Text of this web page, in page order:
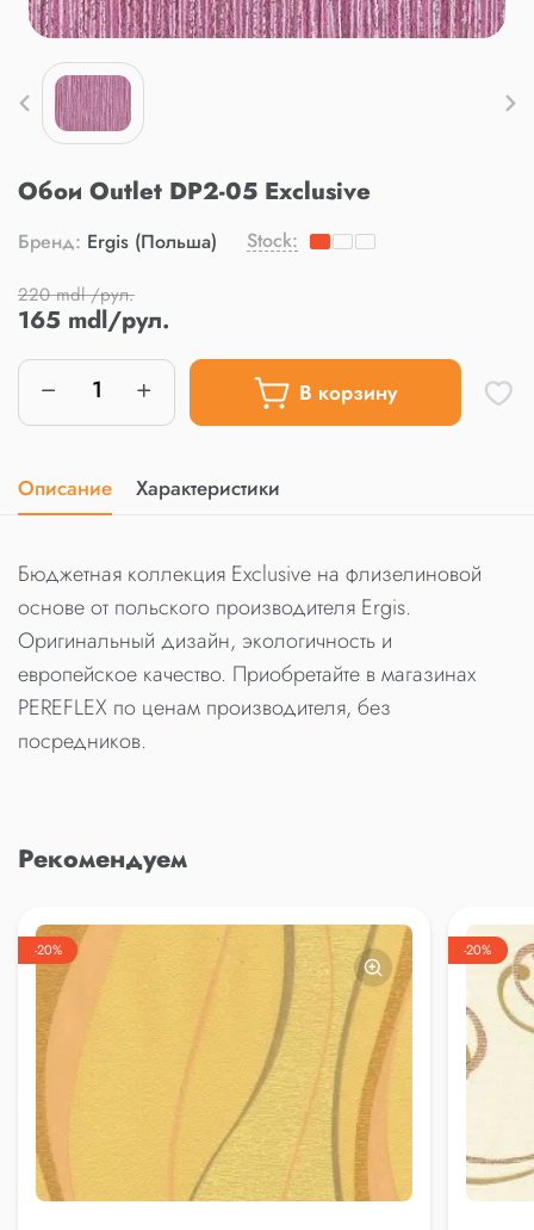
Обои Outlet DP2-05 Exclusive
Бренд: Ergis (Польша) Stock:
220 mdl /рул.
165 mdl/рул.
В корзину
Описание Характеристики
Бюджетная коллекция Exclusive на флизелиновой
основе от польского производителя Ergis.
Оригинальный дизайн, экологичность и
европейское качество. Приобретайте в магазинах
PEREFLEX по ценам производителя, без
посредников.
Рекомендуем
-20% -20%